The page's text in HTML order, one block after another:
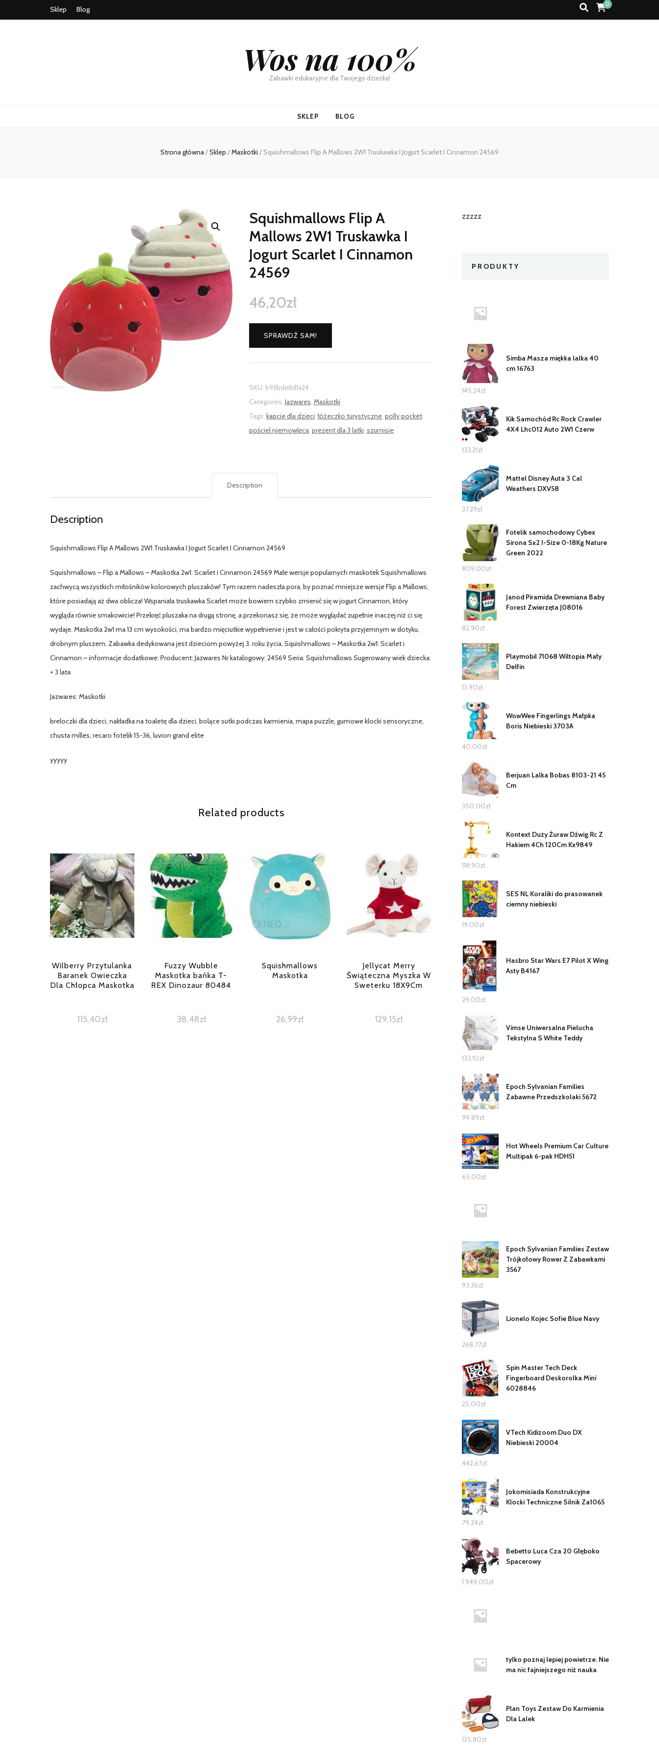
Sklep Blog
0
Wos na 100%
Zabawki edukacyjne dla Twojego dziecka!
SKLEP BLOG
Strona główna/Sklep /Maskotki / Squishmallows Flip A Mallows 2W1 Truskawka I Jogurt Scarlet I Cinnamon 24569
Squishmallows Flip A
Mallows 2W1 Truskawka I
Jogurt Scarlet I Cinnamon
24569
46,20zł
SPRAWDŹ SAM!
SKU: b93bde8d1a24
Categories: Jazwares, Maskotki
Tags: kapcie dla dzieci, łóżeczko turystyczne, polly pocket,
pościel niemowlęca, prezent dla 3 latki, szumisie
Description
Description
Squishmallows Flip A Mallows 2W1 Truskawka I Jogurt Scarlet I Cinnamon 24569
Squishmallows – Flip a Mallows – Maskotka 2w1: Scarlet i Cinnamon 24569 Małe wersje popularnych maskotek Squishmallows
zachwycą wszystkich miłośników kolorowych pluszaków! Tym razem nadeszła pora, by poznać mniejsze wersje Flip a Mallows,
które posiadają aż dwa oblicza! Wspaniała truskawka Scarlet może bowiem szybko zmienić się w jogurt Cinnamon, który
wygląda równie smakowicie! Przekręć pluszaka na drugą stronę, a przekonasz się, że może wyglądać zupełnie inaczej niż ci się
wydaje. Maskotka 2w1 ma 13 cm wysokości, ma bardzo mięciutkie wypełnienie i jest w całości pokryta przyjemnym w dotyku,
drobnym pluszem. Zabawka dedykowana jest dzieciom powyżej 3. roku życia. Squishmallows – Maskotka 2w1: Scarlet i
Cinnamon – informacje dodatkowe: Producent: Jazwares Nr katalogowy: 24569 Seria: Squishmallows Sugerowany wiek dziecka:
+ 3 lata
Jazwares: Maskotki
breloczki dla dzieci, nakładka na toaletę dla dzieci, bolące sutki podczas karmienia, mapa puzzle, gumowe klocki sensoryczne,
chusta milles, recaro fotelik 15-36, luvion grand elite
yyyyy
Related products
Wilberry Przytulanka
Baranek Owieczka
Dla Chłopca Maskotka
115,40zł
Fuzzy Wubble
Maskotka bańka T-
REX Dinozaur 80484
38,48zł
Squishmallows
Maskotka
26,99zł
Jellycat Merry
Świąteczna Myszka W
Sweterku 18X9Cm
129,15zł
zzzzz
PRODUKTY
Simba Masza miękka lalka 40
cm 16763
145,24zł
Kik Samochód Rc Rock Crawler
4X4 Lhc012 Auto 2W1 Czerw
133,21zł
Mattel Disney Auta 3 Cal
Weathers DXV58
37,29zł
Fotelik samochodowy Cybex
Sirona Sx2 I-Size 0-18Kg Nature
Green 2022
809,00zł
Janod Piramida Drewniana Baby
Forest Zwierzęta J08016
82,90zł
Playmobil 71068 Wiltopia Mały
Delfin
13,90zł
WowWee Fingerlings Małpka
Boris Niebieski 3703A
40,00zł
Berjuan Lalka Bobas 8103-21 45
Cm
350,00zł
Kontext Duży Żuraw Dźwig Rc Z
Hakiem 4Ch 120Cm Kx9849
118,90zł
SES NL Koraliki do prasowanek
ciemny niebieski
19,00zł
Hasbro Star Wars E7 Pilot X Wing
Asty B4167
29,00zł
Vimse Uniwersalna Pielucha
Tekstylna S White Teddy
133,10zł
Epoch Sylvanian Families
Zabawne Przedszkolaki 5672
99,89zł
Hot Wheels Premium Car Culture
Multipak 6-pak HDH51
65,00zł
Epoch Sylvanian Families Zestaw
Trójkołowy Rower Z Zabawkami
3567
93,36zł
Lionelo Kojec Sofie Blue Navy
268,77zł
Spin Master Tech Deck
Fingerboard Deskorolka Mini
6028846
25,00zł
VTech Kidizoom Duo DX
Niebieski 20004
442,67zł
Jokomisiada Konstrukcyjne
Klocki Techniczne Silnik Za1065
79,24zł
Bebetto Luca Cza 20 Głęboko
Spacerowy
1 949,00zł
tylko poznaj lepiej powietrze. Nie
ma nic fajniejszego niż nauka
Plan Toys Zestaw Do Karmienia
Dla Lalek
125,80zł